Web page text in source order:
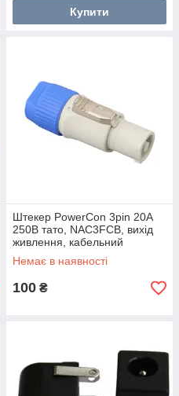
Купити
Штекер PowerCon 3pin 20A
250В тато, NAC3FCB, вихід
живлення, кабельний
Немає в наявності
100 ₴